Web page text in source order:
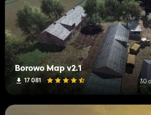
Borowo Map v2.1
17 081 30